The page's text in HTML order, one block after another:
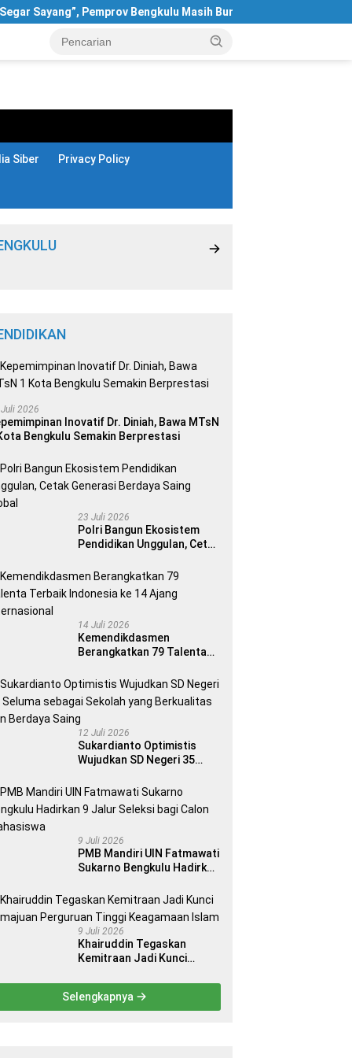
Sayang”, Pemprov Bengkulu Masih Bungkam
Siber Privacy Policy
2026
Inovatif Dr. Diniah, Bawa MTsN
Bengkulu Semakin Berprestasi
23 Juli 2026
Polri Bangun Ekosistem
Pendidikan Unggulan, Cetak
Global
14 Juli 2026
Kemendikdasmen
Berangkatkan 79 Talenta
Ajang Internasional
12 Juli 2026
Sukardianto Optimistis
Wujudkan SD Negeri 35
yang Berkualitas dan
Berdaya Saing
9 Juli 2026
PMB Mandiri UIN Fatmawati
Sukarno Bengkulu Hadirkan
Mahasiswa
9 Juli 2026
Khairuddin Tegaskan
Kemitraan Jadi Kunci
Keagamaan Islam
Selengkapnya